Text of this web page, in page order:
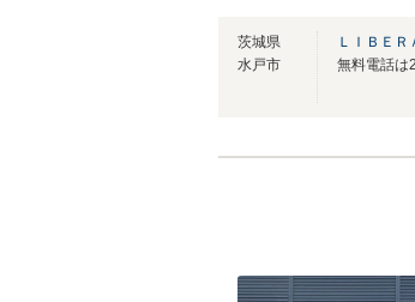
茨城県
水戸市
ＬＩＢＥ